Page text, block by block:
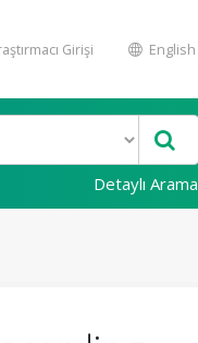
Girişi English
Detaylı Arama